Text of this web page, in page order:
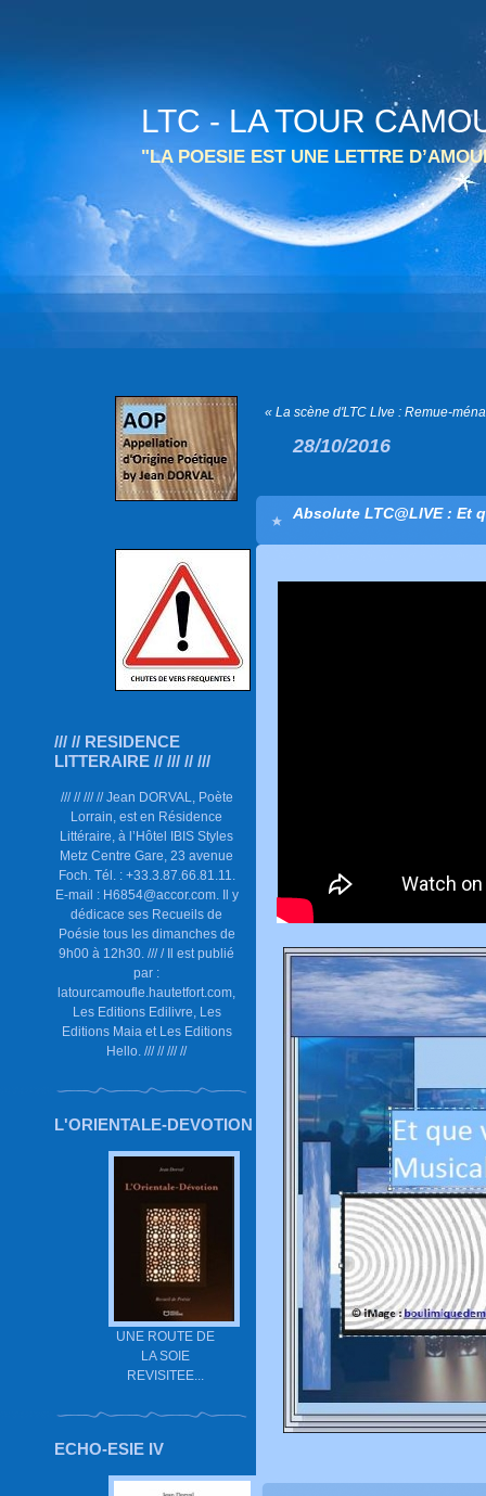
LTC - LA TOUR
"LA POESIE EST UNE LETTRE
/// // RESIDENCE
LITTERAIRE // /// // ///
/// // /// // Jean DORVAL, Poète
Lorrain, est en Résidence
Littéraire, à l’Hôtel IBIS Styles
Metz Centre Gare, 23 avenue
Foch. Tél. : +33.3.87.66.81.11.
E-mail : H6854@accor.com. Il y
dédicace ses Recueils de
Poésie tous les dimanches de
9h00 à 12h30. /// / Il est publié
par :
latourcamoufle.hautetfort.com,
Les Editions Edilivre, Les
Editions Maia et Les Editions
Hello. /// // /// //
L'ORIENTALE-DEVOTION
UNE ROUTE DE
LA SOIE
REVISITEE...
ECHO-ESIE IV
« La scène d'LTC LIve : Remue-
28/10/2016
Absolute LTC@LIVE : Et